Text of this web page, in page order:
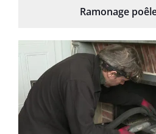
Ramonage